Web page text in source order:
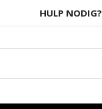
HULP NODIG?